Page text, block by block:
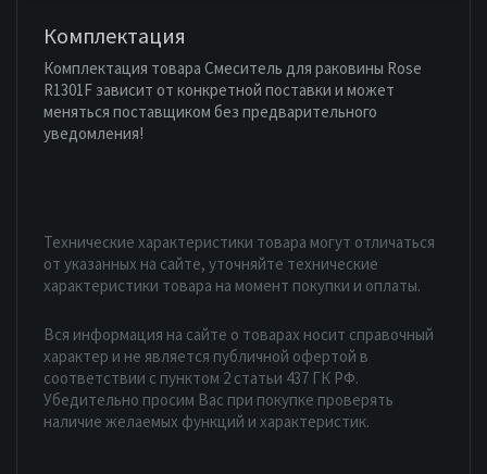
Комплектация
Комплектация товара Смеситель для раковины Rose
R1301F зависит от конкретной поставки и может
меняться поставщиком без предварительного
уведомления!
Технические характеристики товара могут отличаться
от указанных на сайте, уточняйте технические
характеристики товара на момент покупки и оплаты.
Вся информация на сайте о товарах носит справочный
характер и не является публичной офертой в
соответствии с пунктом 2 статьи 437 ГК РФ.
Убедительно просим Вас при покупке проверять
наличие желаемых функций и характеристик.